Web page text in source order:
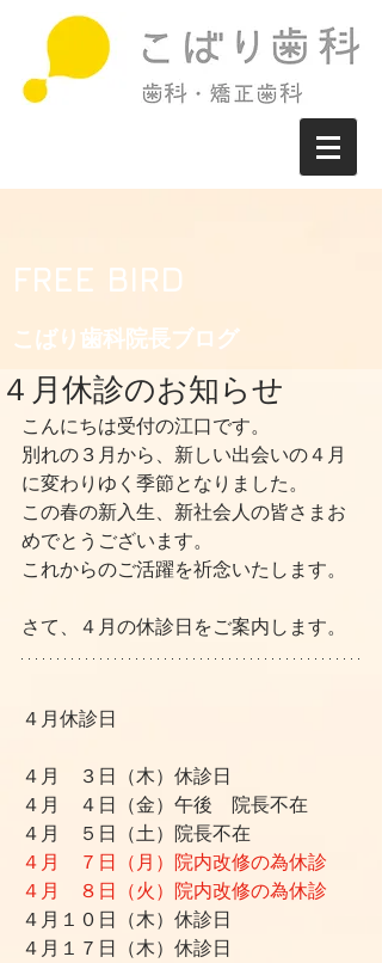
FREE BIRD
こばり歯科院長ブログ​
４月休診のお知らせ
こんにちは受付の江口です。
別れの３月から、新しい出会いの４月
に変わりゆく季節となりました。
この春の新入生、新社会人の皆さまお
めでとうございます。
これからのご活躍を祈念いたします。
さて、４月の休診日をご案内します。
４月休診日
４月　３日（木）休診日
４月　４日（金）午後　院長不在
４月　５日（土）院長不在
４月　７日（月）院内改修の為休診
４月　８日（火）院内改修の為休診
４月１０日（木）休診日
４月１７日（木）休診日